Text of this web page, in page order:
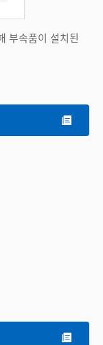
부속품이 설치된